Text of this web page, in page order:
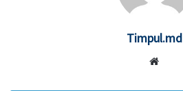
Timpul.md